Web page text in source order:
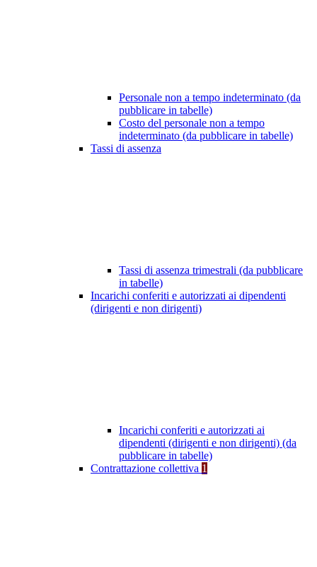
Personale non a tempo indeterminato (da
pubblicare in tabelle)
Costo del personale non a tempo
indeterminato (da pubblicare in tabelle)
Tassi di assenza
Tassi di assenza trimestrali (da pubblicare
in tabelle)
Incarichi conferiti e autorizzati ai dipendenti
(dirigenti e non dirigenti)
Incarichi conferiti e autorizzati ai
dipendenti (dirigenti e non dirigenti) (da
pubblicare in tabelle)
Contrattazione collettiva 1